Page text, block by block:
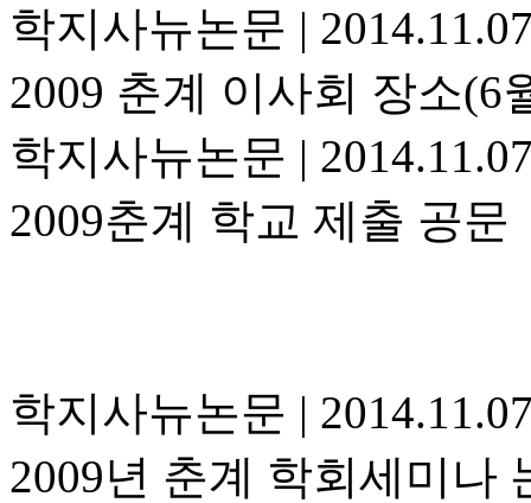
학지사뉴논문 |
2009 춘계 이사회 장소(6
학지사뉴논문 |
2009춘계 학교 제출 공문
학지사뉴논문 |
2009년 춘계 학회세미나